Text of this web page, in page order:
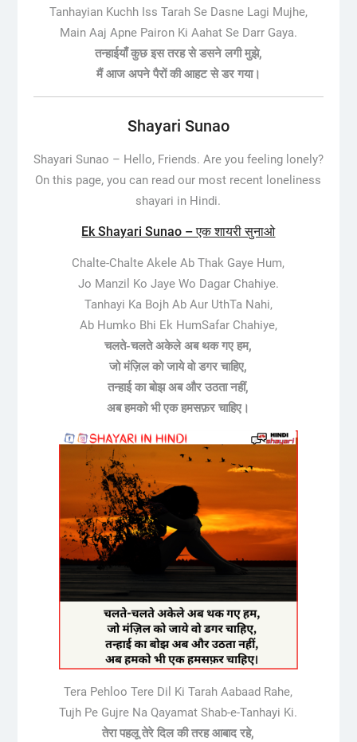
Tanhayian Kuchh Iss Tarah Se Dasne Lagi Mujhe,
Main Aaj Apne Pairon Ki Aahat Se Darr Gaya.
तन्हाईयाँ कुछ इस तरह से डसने लगी मुझे,
मैं आज अपने पैरों की आहट से डर गया।
Shayari Sunao
Shayari Sunao – Hello, Friends. Are you feeling lonely?
On this page, you can read our most recent loneliness
shayari in Hindi.
Ek Shayari Sunao – एक शायरी सुनाओ
Chalte-Chalte Akele Ab Thak Gaye Hum,
Jo Manzil Ko Jaye Wo Dagar Chahiye.
Tanhayi Ka Bojh Ab Aur UthTa Nahi,
Ab Humko Bhi Ek HumSafar Chahiye,
चलते-चलते अकेले अब थक गए हम,
जो मंज़िल को जाये वो डगर चाहिए,
तन्हाई का बोझ अब और उठता नहीं,
अब हमको भी एक हमसफ़र चाहिए।
Tera Pehloo Tere Dil Ki Tarah Aabaad Rahe,
Tujh Pe Gujre Na Qayamat Shab-e-Tanhayi Ki.
तेरा पहलू तेरे दिल की तरह आबाद रहे,